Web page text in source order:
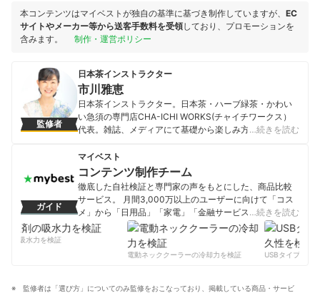
本コンテンツはマイベストが独自の基準に基づき制作していますが、 EC
サイトやメーカー等から送客手数料を受領しており、プロモーションを
含みます。
制作・運営ポリシー
監修者
日本茶インストラクター
市川雅恵
日本茶インストラクター。日本茶・ハーブ緑茶・かわい
い急須の専門店CHA-ICHI WORKS(チャイチワークス）
代表。雑誌、メディアにて基礎から楽しみ方まで「難し
市川雅恵のプロフィール
…続きを読む
ガイド
マイベスト
コンテンツ制作チーム
徹底した自社検証と専門家の声をもとにした、商品比較
サービス。 月間3,000万以上のユーザーに向けて「コス
メ」から「日用品」「家電」「金融サービス」まで、ベ
ストな商品を選んでもらうために、毎日コンテンツを制
コンテンツ制作チームのプロフィール
…続きを読む
の吸水力を検証
電動ネッククーラーの冷却力を検証
USBタイプCケー
監修者は「選び方」についてのみ監修をおこなっており、掲載している商品・サービ